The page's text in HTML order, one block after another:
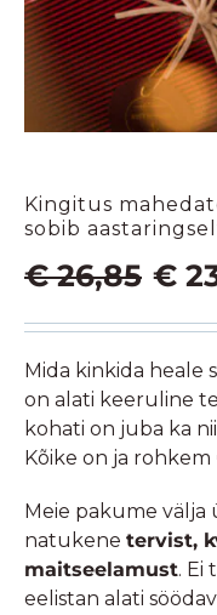
Kingitus
sobib
€26,85 Algne
oli:
€
Mida kinkida heale
on alati keeruline
kohati on juba ka
Kõike on ja rohkem
Meie pakume välja
natukene tervist,
maitseelamust. Ei
eelistan alati